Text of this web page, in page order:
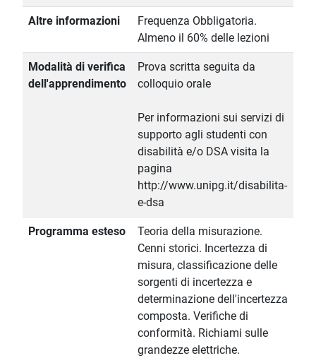
Altre informazioni
Frequenza Obbligatoria.
Almeno il 60% delle lezioni
Modalità di verifica
dell'apprendimento
Prova scritta seguita da
colloquio orale
Per informazioni sui servizi di
supporto agli studenti con
disabilità e/o DSA visita la
pagina
http://www.unipg.it/disabilita-
e-dsa
Programma esteso
Teoria della misurazione.
Cenni storici. Incertezza di
misura, classificazione delle
sorgenti di incertezza e
determinazione dell'incertezza
composta. Verifiche di
conformità. Richiami sulle
grandezze elettriche.